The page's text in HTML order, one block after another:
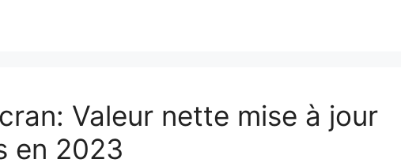
Valeur nette mise à jour
en 2023